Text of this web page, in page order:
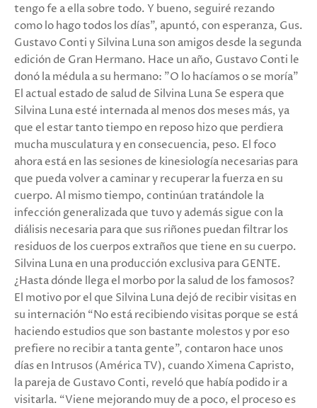
tengo fe a ella sobre todo. Y bueno, seguiré rezando
como lo hago todos los días”, apuntó, con esperanza, Gus.
Gustavo Conti y Silvina Luna son amigos desde la segunda
edición de Gran Hermano. Hace un año, Gustavo Conti le
donó la médula a su hermano: "O lo hacíamos o se moría"
El actual estado de salud de Silvina Luna Se espera que
Silvina Luna esté internada al menos dos meses más, ya
que el estar tanto tiempo en reposo hizo que perdiera
mucha musculatura y en consecuencia, peso. El foco
ahora está en las sesiones de kinesiología necesarias para
que pueda volver a caminar y recuperar la fuerza en su
cuerpo. Al mismo tiempo, continúan tratándole la
infección generalizada que tuvo y además sigue con la
diálisis necesaria para que sus riñones puedan filtrar los
residuos de los cuerpos extraños que tiene en su cuerpo.
Silvina Luna en una producción exclusiva para GENTE.
¿Hasta dónde llega el morbo por la salud de los famosos?
El motivo por el que Silvina Luna dejó de recibir visitas en
su internación “No está recibiendo visitas porque se está
haciendo estudios que son bastante molestos y por eso
prefiere no recibir a tanta gente”, contaron hace unos
días en Intrusos (América TV), cuando Ximena Capristo,
la pareja de Gustavo Conti, reveló que había podido ir a
visitarla. “Viene mejorando muy de a poco, el proceso es